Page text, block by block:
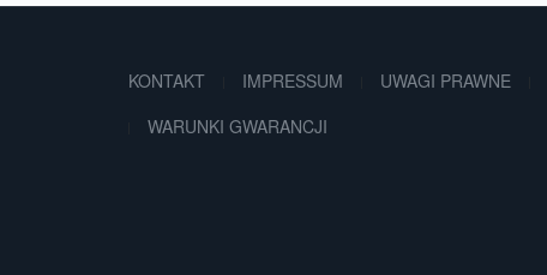
KONTAKT IMPRESSUM UWAGI PRAWNE
WARUNKI GWARANCJI